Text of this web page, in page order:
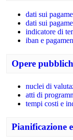
dati sui
dati sui
indicatore di
iban e
Opere
nuclei di
atti di
tempi costi e
Pianificazione